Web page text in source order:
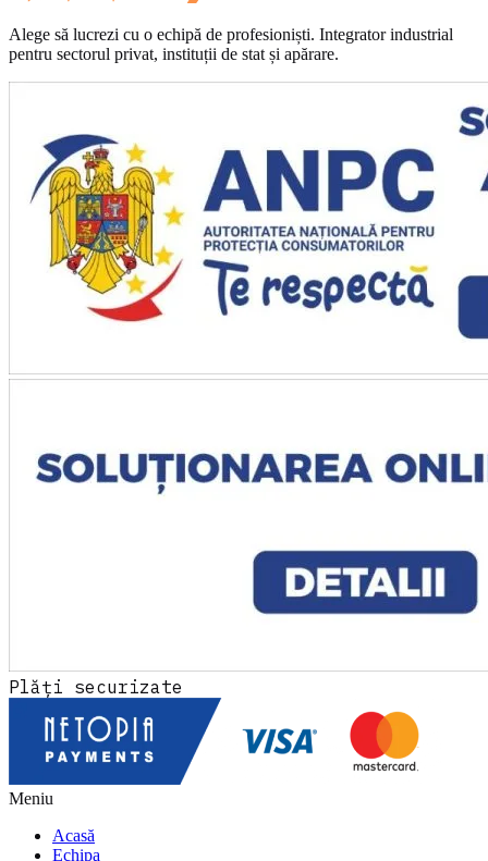
Alege să lucrezi cu o echipă de profesioniști. Integrator industrial
pentru sectorul privat, instituții de stat și apărare.
Plăți securizate
Meniu
Acasă
Echipa